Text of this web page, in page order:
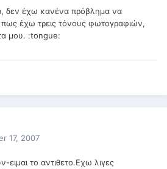
έχω κανένα πρόβλημα να
έχω τρεις τόνους φωτογραφιών,
μου. :tongue:
17, 2007
ειμαι το αντιθετο.Εχω λιγες